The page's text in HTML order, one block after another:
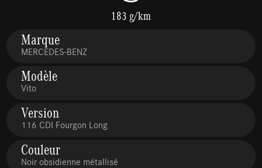
183 g/km
Marque
MERCEDES-BENZ
Modèle
Vito
Version
116 CDI Fourgon Long
Couleur
Noir obsidienne métallisé